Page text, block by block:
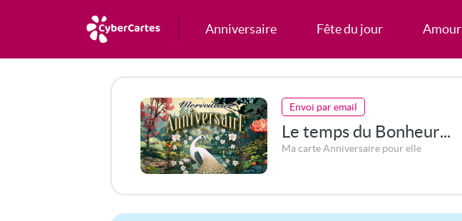
Anniversaire Fête du jour Amour
Envoi par email
Le temps du Bonheur...
Ma carte Anniversaire pour elle